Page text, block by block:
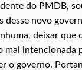
do PMDB,
desse novo
deixar que
mal intencionada
o governo.